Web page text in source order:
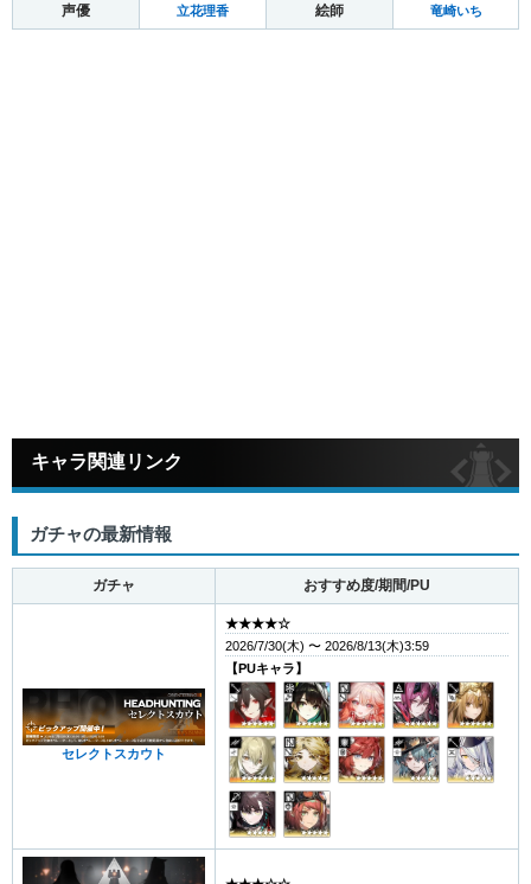
声優 立花理香 絵師 竜崎いち
キャラ関連リンク
ガチャの最新情報
ガチャ おすすめ度/期間/PU
セレクトスカウト
★★★★☆
2026/7/30(木) 〜 2026/8/13(木)3:59
【PUキャラ】